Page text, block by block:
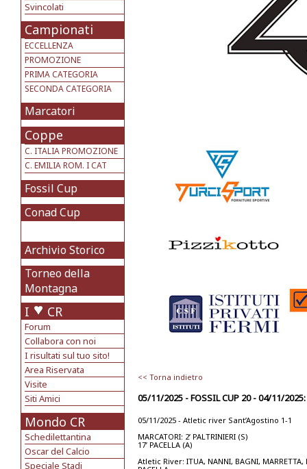
Svincolati
Campionati
ECCELLENZA
PROMOZIONE
PRIMA CATEGORIA
SECONDA CATEGORIA
Marcatori
Coppe
C. ITALIA PROMOZIONE
C. EMILIA ROM. I CAT
Fossil Cup
Conad Cup
Archivio Storico
Torneo della
Montagna
I CR
Forum
Collabora con noi
I risultati sul tuo sito!
Area Riservata
Visite
Siti Amici
Mondo CR
Schedilettantina
Oscar del Calcio
Speciale Stadi
<< Torna indietro
05/11/2025 - FOSSIL CUP 20 - 04/11/
05/11/2025 - Atletic river Sant’Agostino 1-1
MARCATORI: 2’ PALTRINIERI (S)
17’ PACELLA (A)
Atletic River: ITUA, NANNI, BAGNI, MARRETTA,